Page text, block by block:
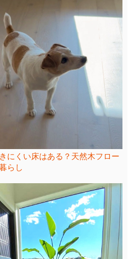
にくい床はある？天然木フロー
らし